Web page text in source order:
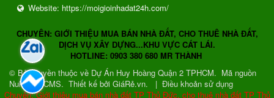
Website: https://moigioinhadat24h.com/
CHUYÊN: GIỚI THIỆU MUA BÁN NHÀ ĐẤT, CHO THUÊ NHÀ ĐẤT,
DỊCH VỤ XÂY DỰNG...KHU VỰC CÁT LÁI.
HOTLINE: 0903 380 680 MR THÀNH
© Bản quyền thuộc về Dự Án Huy Hoàng Quận 2 TPHCM. Mã nguồn
NukeViet CMS. Thiết kế bởi GiáRẻ.vn. | Điều khoản sử dụng
Chuyên: Giới thiệu mua bán nhà đất TP Thủ Đức, cho thuê nhà đất TP Thủ